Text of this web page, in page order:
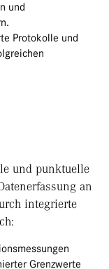
und
Protokolle und
und punktuelle
an
integrierte
Grenzwerte